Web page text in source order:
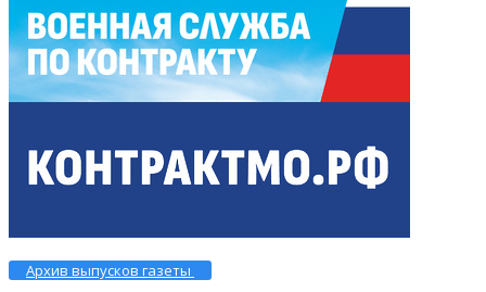
Архив выпусков газеты